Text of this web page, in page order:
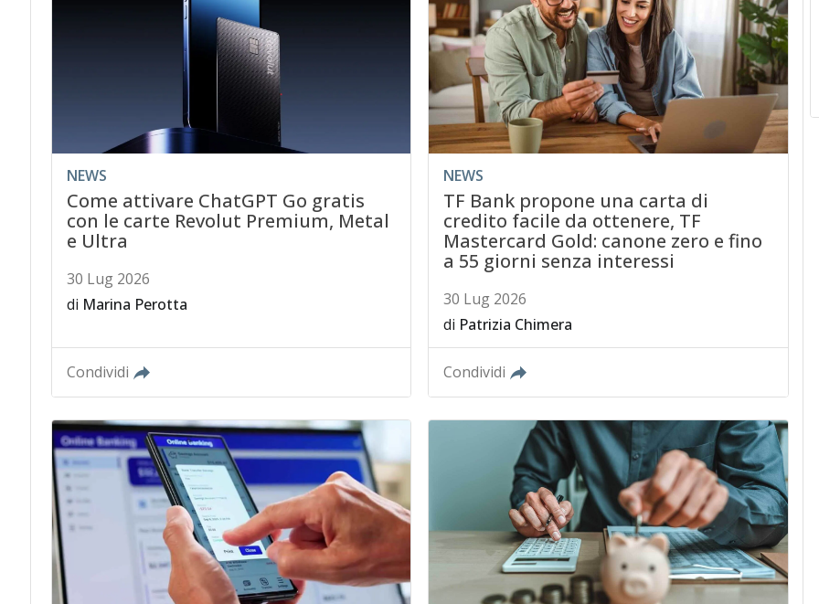
NEWS
Come attivare ChatGPT Go gratis
con le carte Revolut Premium, Metal
e Ultra
30 Lug 2026
di Marina Perotta
Condividi
NEWS
TF Bank propone una carta di
credito facile da ottenere, TF
Mastercard Gold: canone zero e fino
a 55 giorni senza interessi
30 Lug 2026
di Patrizia Chimera
Condividi